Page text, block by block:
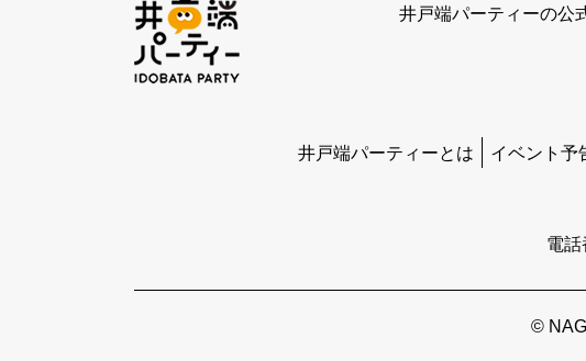
井戸端パーティーの公
井戸端パーティーとは イベント予
電
©